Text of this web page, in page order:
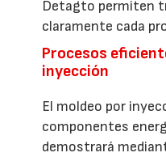
Detagto permiten
claramente cada
Procesos
inyección
El moldeo por
componentes
demostrará